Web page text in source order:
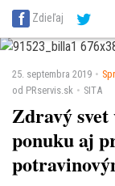
SITA Energetika
SITA Potravinárstvo
Zdieľaj
25. septembra 2019
od PRservis.sk
SITA
Zdravý
ponuku aj